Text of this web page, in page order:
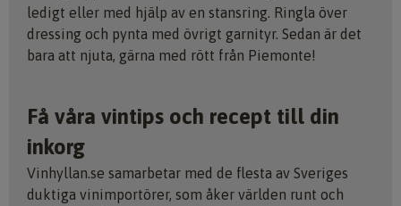
ledigt eller med hjälp av en stansring. Ringla över
dressing och pynta med övrigt garnityr. Sedan är det
bara att njuta, gärna med rött från Piemonte!
Få våra vintips och recept till din
inkorg
Vinhyllan.se samarbetar med de flesta av Sveriges
duktiga vinimportörer, som åker världen runt och